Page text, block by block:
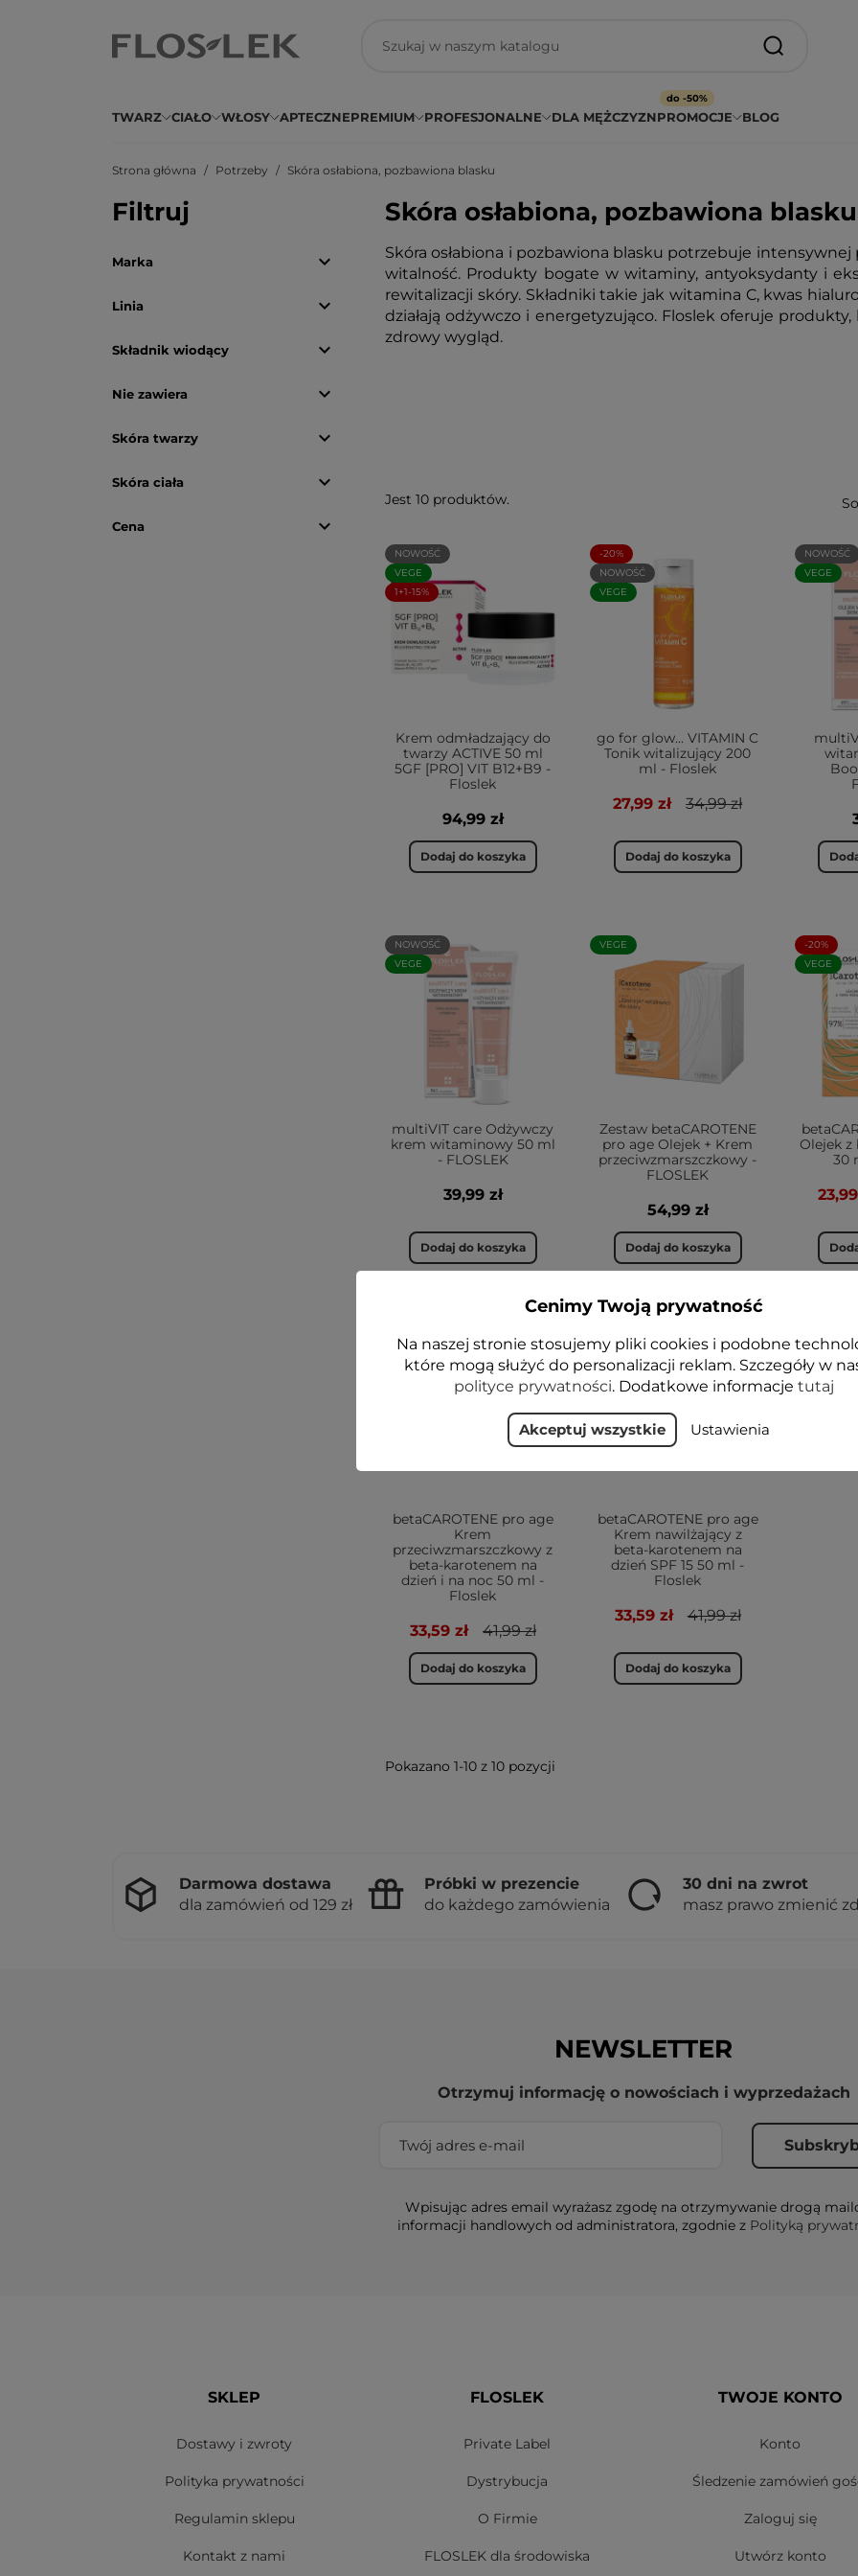
TWARZ CIAŁO WŁOSY APTECZNEPREMIUM PROFESJONALNE DLA MĘŻCZYZNPROMOCJE
do -50%
BLOG
Strona główna Potrzeby Skóra osłabiona, pozbawiona blasku
Filtruj
Marka 
Linia 
Składnik wiodący 
Nie zawiera 
Skóra twarzy 
Skóra ciała 
Cena 
Skóra osłabiona, pozbawiona blasku
Skóra osłabiona i pozbawiona blasku potrzebuje
witalność. Produkty bogate w witaminy, antyoksydanty i
rewitalizacji skóry. Składniki takie jak witamina C, kwas
działają odżywczo i energetyzująco. Floslek oferuje
zdrowy wygląd.
Jest 10 produktów.
NOWOŚĆ
VEGE
1+1-15%
Krem odmładzający do
twarzy ACTIVE 50 ml
5GF [PRO] VIT B12+B9 -
Floslek
94,99 zł
Dodaj do koszyka
-20%
NOWOŚĆ
VEGE
go for glow... VITAMIN C
Tonik witalizujący 200
ml - Floslek
27,99 zł 34,99 zł
Dodaj do koszyka
NOWOŚĆ
VEGE
NOWOŚĆ
VEGE
multiVIT care Odżywczy
krem witaminowy 50 ml
- FLOSLEK
39,99 zł
Dodaj do koszyka
VEGE
Zestaw betaCAROTENE
pro age Olejek + Krem
przeciwzmarszczkowy -
FLOSLEK
54,99 zł
Dodaj do koszyka
-20%
VEGE
Olejek z
30
betaCAROTENE pro age
Krem
przeciwzmarszczkowy z
beta-karotenem na
dzień i na noc 50 ml -
Floslek
33,59 zł 41,99 zł
Dodaj do koszyka
VEGE
betaCAROTENE pro age
Krem nawilżający z
beta-karotenem na
dzień SPF 15 50 ml -
Floslek
33,59 zł 41,99 zł
Dodaj do koszyka
Pokazano 1-10 z 10 pozycji
Darmowa dostawa
dla zamówień od 129 zł
Próbki w prezencie
do każdego zamówienia
30 dni na zwrot
masz prawo zmienić
NEWSLETTER
Otrzymuj informację o nowościach i wyprzedażach
Wpisując adres email wyrażasz zgodę na otrzymywanie drogą
informacji handlowych od administratora, zgodnie z Polityką
SKLEP
Dostawy i zwroty
Polityka prywatności
Regulamin sklepu
Kontakt z nami
FLOSLEK
Private Label
Dystrybucja
O Firmie
FLOSLEK dla środowiska
TWOJE KONTO
Konto
Śledzenie zamówień
Zaloguj się
Utwórz konto
Cenimy Twoją prywatność
Na naszej stronie stosujemy pliki cookies i podobne
które mogą służyć do personalizacji reklam. Szczegóły w
polityce prywatności. Dodatkowe informacje tutaj
Akceptuj wszystkie Ustawienia